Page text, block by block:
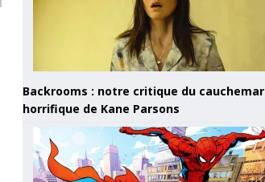
Backrooms : notre critique du cauchemar
horrifique de Kane Parsons